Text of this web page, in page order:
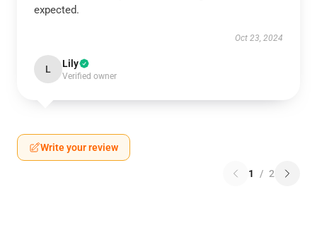
expected.
Oct 23, 2024
L Lily
Verified owner
Write your review
1 / 2